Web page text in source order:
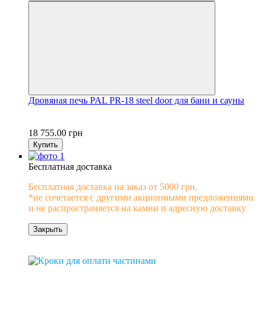
Дровяная печь PAL PR-18 steel door для бани и сауны
18 755.00 грн
Купить
Бесплатная доставка
Бесплатная доставка на заказ от 5000 грн.
*не сочетается с другими акционными предложениями
и не распространяется на камни и адресную доставку
Закрыть